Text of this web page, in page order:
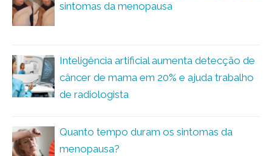
sintomas da menopausa
Inteligência artificial aumenta detecção de
câncer de mama em 20% e ajuda trabalho
de radiologista
Quanto tempo duram os sintomas da
menopausa?